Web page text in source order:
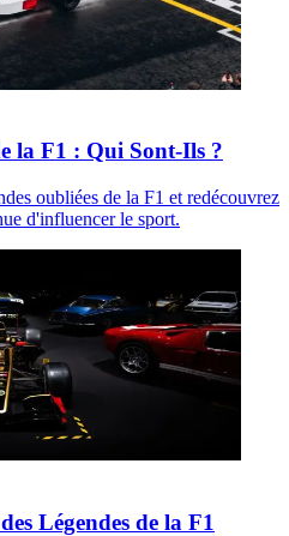
la F1 : Qui Sont-Ils ?
oubliées de la F1 et redécouvrez
d'influencer le sport.
Légendes de la F1